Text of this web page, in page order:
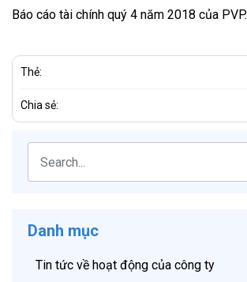
Báo cáo tài chính quý 4 năm 2018 của PVP.
Thẻ:
Chia sẻ:
Danh mục
Tin tức về hoạt động của công ty